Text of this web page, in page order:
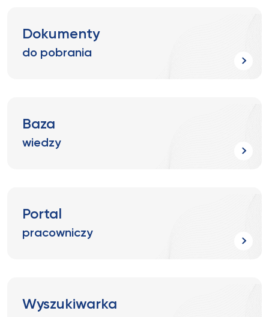
Dokumenty
do pobrania
Baza
wiedzy
Portal
pracowniczy
Wyszukiwarka